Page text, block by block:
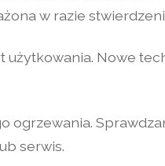
w razie
Nowe
ogrzewania.
serwis.